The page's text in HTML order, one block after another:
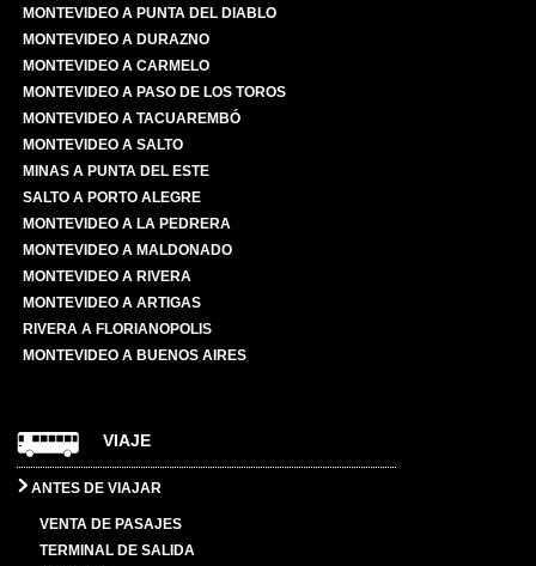
MONTEVIDEO A PUNTA DEL DIABLO
MONTEVIDEO A DURAZNO
MONTEVIDEO A CARMELO
MONTEVIDEO A PASO DE LOS TOROS
MONTEVIDEO A TACUAREMBÓ
MONTEVIDEO A SALTO
MINAS A PUNTA DEL ESTE
SALTO A PORTO ALEGRE
MONTEVIDEO A LA PEDRERA
MONTEVIDEO A MALDONADO
MONTEVIDEO A RIVERA
MONTEVIDEO A ARTIGAS
RIVERA A FLORIANOPOLIS
MONTEVIDEO A BUENOS AIRES
VIAJE
ANTES DE VIAJAR
VENTA DE PASAJES
TERMINAL DE SALIDA